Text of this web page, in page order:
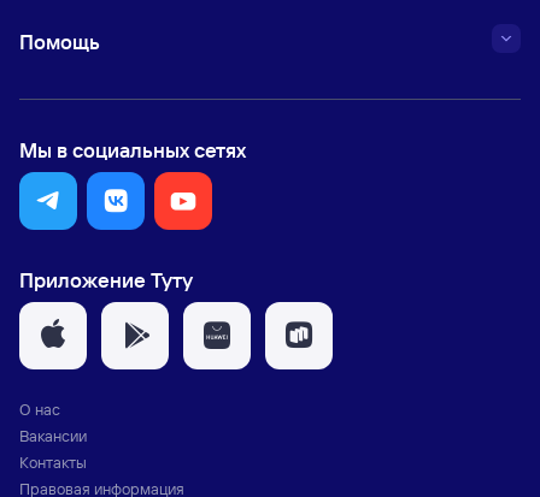
Помощь
Мы в социальных сетях
Приложение Туту
О нас
Вакансии
Контакты
Правовая информация